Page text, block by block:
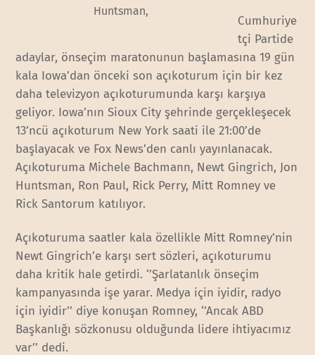
Huntsman,
Cumhuriye
tçi Partide
adaylar, önseçim maratonunun başlamasına 19 gün
kala Iowa’dan önceki son açıkoturum için bir kez
daha televizyon açıkoturumunda karşı karşıya
geliyor. Iowa’nın Sioux City şehrinde gerçekleşecek
13’ncü açıkoturum New York saati ile 21:00’de
başlayacak ve Fox News’den canlı yayınlanacak.
Açıkoturuma Michele Bachmann, Newt Gingrich, Jon
Huntsman, Ron Paul, Rick Perry, Mitt Romney ve
Rick Santorum katılıyor.
Açıkoturuma saatler kala özellikle Mitt Romney’nin
Newt Gingrich’e karşı sert sözleri, açıkoturumu
daha kritik hale getirdi. ‘’Şarlatanlık önseçim
kampanyasında işe yarar. Medya için iyidir, radyo
için iyidir’’ diye konuşan Romney, ‘’Ancak ABD
Başkanlığı sözkonusu olduğunda lidere ihtiyacımız
var’’ dedi.